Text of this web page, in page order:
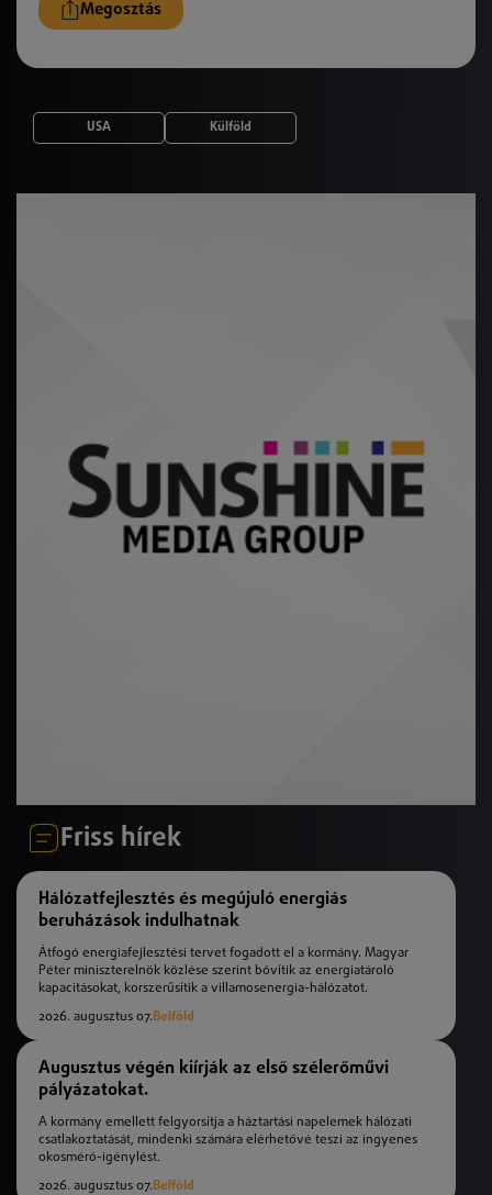
Megosztás
USA Külföld
Friss hírek
Hálózatfejlesztés és megújuló energiás
beruházások indulhatnak
Átfogó energiafejlesztési tervet fogadott el a kormány. Magyar
Péter miniszterelnök közlése szerint bővítik az energiatároló
kapacitásokat, korszerűsítik a villamosenergia-hálózatot.
2026. augusztus 07.Belföld
Augusztus végén kiírják az első szélerőművi
pályázatokat.
A kormány emellett felgyorsítja a háztartási napelemek hálózati
csatlakoztatását, mindenki számára elérhetővé teszi az ingyenes
okosmérő-igénylést.
2026. augusztus 07.Belföld